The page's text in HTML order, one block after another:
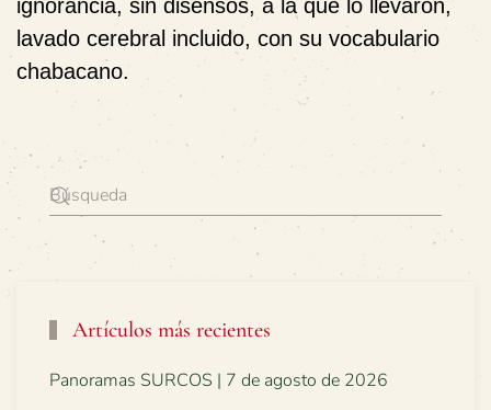
ignorancia, sin disensos, a la que lo llevaron,
lavado cerebral incluido, con su vocabulario
chabacano.
Artículos más recientes
Panoramas SURCOS | 7 de agosto de 2026